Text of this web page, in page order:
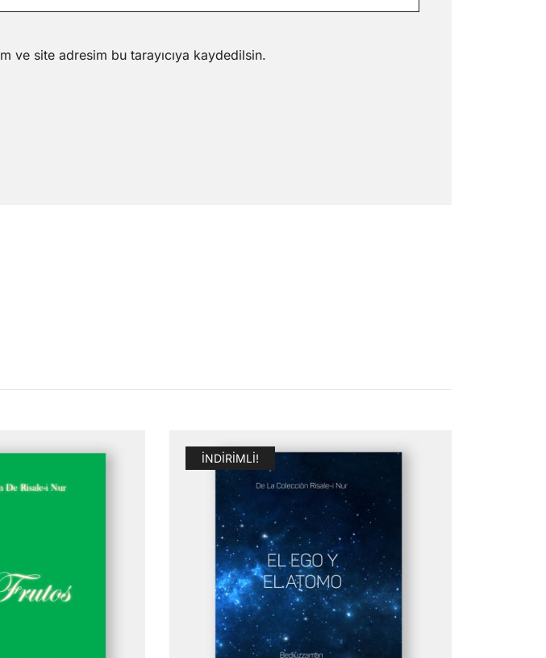
ve site adresim bu tarayıcıya kaydedilsin.
İNDIRIMLI!